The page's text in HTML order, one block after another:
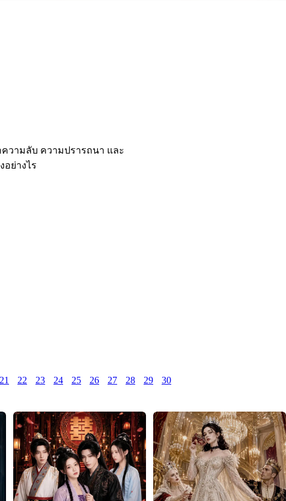
วามลับ ความปรารถนา และ
ย่างไร
21 22 23 24 25 26 27 28 29
30